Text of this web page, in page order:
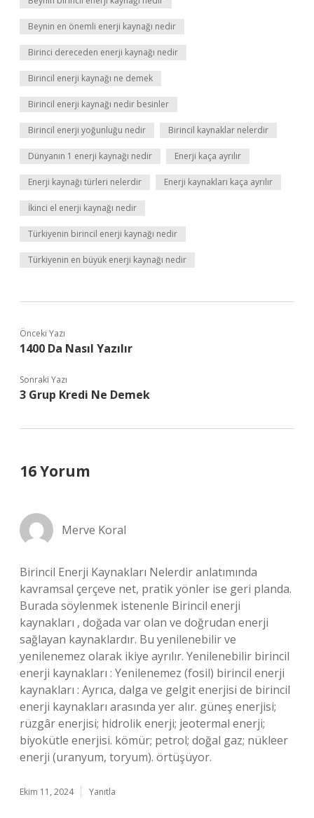
Beynin en önemli enerji kaynağı nedir
Birinci dereceden enerji kaynağı nedir
Birincil enerji kaynağı ne demek
Birincil enerji kaynağı nedir besinler
Birincil enerji yoğunluğu nedir Birincil kaynaklar nelerdir
Dünyanın 1 enerji kaynağı nedir Enerji kaça ayrılır
Enerji kaynağı türleri nelerdir Enerji kaynakları kaça ayrılır
İkinci el enerji kaynağı nedir
Türkiyenin birincil enerji kaynağı nedir
Türkiyenin en büyük enerji kaynağı nedir
Önceki Yazı
1400 Da Nasıl Yazılır
Sonraki Yazı
3 Grup Kredi Ne Demek
16 Yorum
Merve Koral
Birincil Enerji Kaynakları Nelerdir anlatımında
kavramsal çerçeve net, pratik yönler ise geri planda.
Burada söylenmek istenenle Birincil enerji
kaynakları , doğada var olan ve doğrudan enerji
sağlayan kaynaklardır. Bu yenilenebilir ve
yenilenemez olarak ikiye ayrılır. Yenilenebilir birincil
enerji kaynakları : Yenilenemez (fosil) birincil enerji
kaynakları : Ayrıca, dalga ve gelgit enerjisi de birincil
enerji kaynakları arasında yer alır. güneş enerjisi;
rüzgâr enerjisi; hidrolik enerji; jeotermal enerji;
biyokütle enerjisi. kömür; petrol; doğal gaz; nükleer
enerji (uranyum, toryum). örtüşüyor.
Ekim 11, 2024 Yanıtla